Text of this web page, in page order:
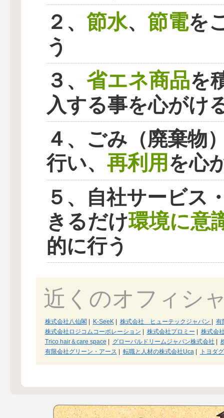
２、 節水、 節電を
う
３、 省エネ商品を
入する事を心がけ
４、ごみ（廃棄物
行い、 再利用を心
５、自社サービス
きるだけ環境に意
的に行う
近くのオフィシ
株式会社八仙閣 K-SeeK| 株式会社 ヒューテックジャパン
有
株式会社ロジコムコーポレーション
株式会社プロミー
株式会
Trico hair＆care space
グローバルドリームジャパン株式会社
有限会社グリーン・アース
転職と人材の株式会社Uca| トヨダ